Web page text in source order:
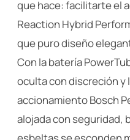
que hace: facilitarte el
Reaction Hybrid
que puro diseño
Con la batería
oculta con discreción y
accionamiento Bosch
alojada con seguridad,